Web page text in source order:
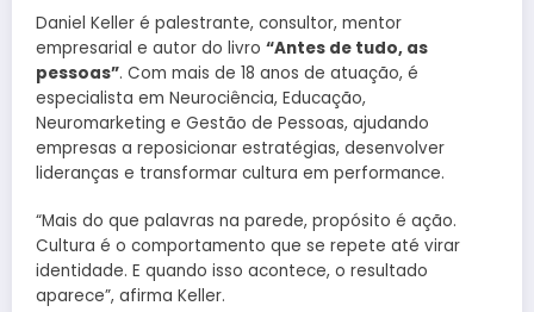
Daniel Keller é palestrante, consultor, mentor
empresarial e autor do livro “Antes de tudo, as
pessoas”. Com mais de 18 anos de atuação, é
especialista em Neurociência, Educação,
Neuromarketing e Gestão de Pessoas, ajudando
empresas a reposicionar estratégias, desenvolver
lideranças e transformar cultura em performance.
“Mais do que palavras na parede, propósito é ação.
Cultura é o comportamento que se repete até virar
identidade. E quando isso acontece, o resultado
aparece”, afirma Keller.